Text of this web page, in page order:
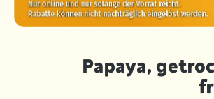
Papaya,